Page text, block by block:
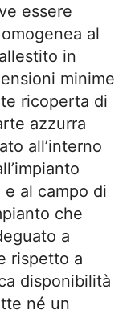
essere
al
in
minime
ricoperta di
azzurra
all’interno
al campo di
che
a
rispetto a
disponibilità
né un